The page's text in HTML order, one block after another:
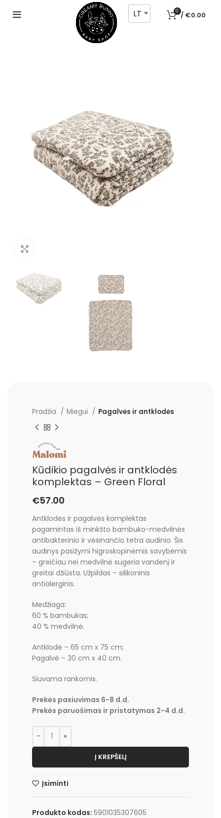
LT 0 / €0.00
Pradžia Miegui Pagalvės ir antklodės
Kūdikio pagalvės ir antklodės
komplektas – Green Floral
€57.00
Antklodės ir pagalvės komplektas
pagamintas iš minkšto bambuko-medvilnės
antibakterinio ir vėsinančio tetra audinio. Šis
audinys pasižymi higroskopinėmis savybėmis
– greičiau nei medvilnė sugeria vandenį ir
greitai džiūsta. Užpildas – silikoninis
antialerginis.
Medžiaga:
60 % bambukas;
40 % medvilnė.
Antklodė – 65 cm x 75 cm;
Pagalvė – 30 cm x 40 cm.
Siuvama rankomis.
Prekės pasiuvimas 6-8 d.d.
Prekės paruošimas ir pristatymas 2-4 d.d.
Į KREPŠELĮ
Įsiminti
Produkto kodas: 5901035307605